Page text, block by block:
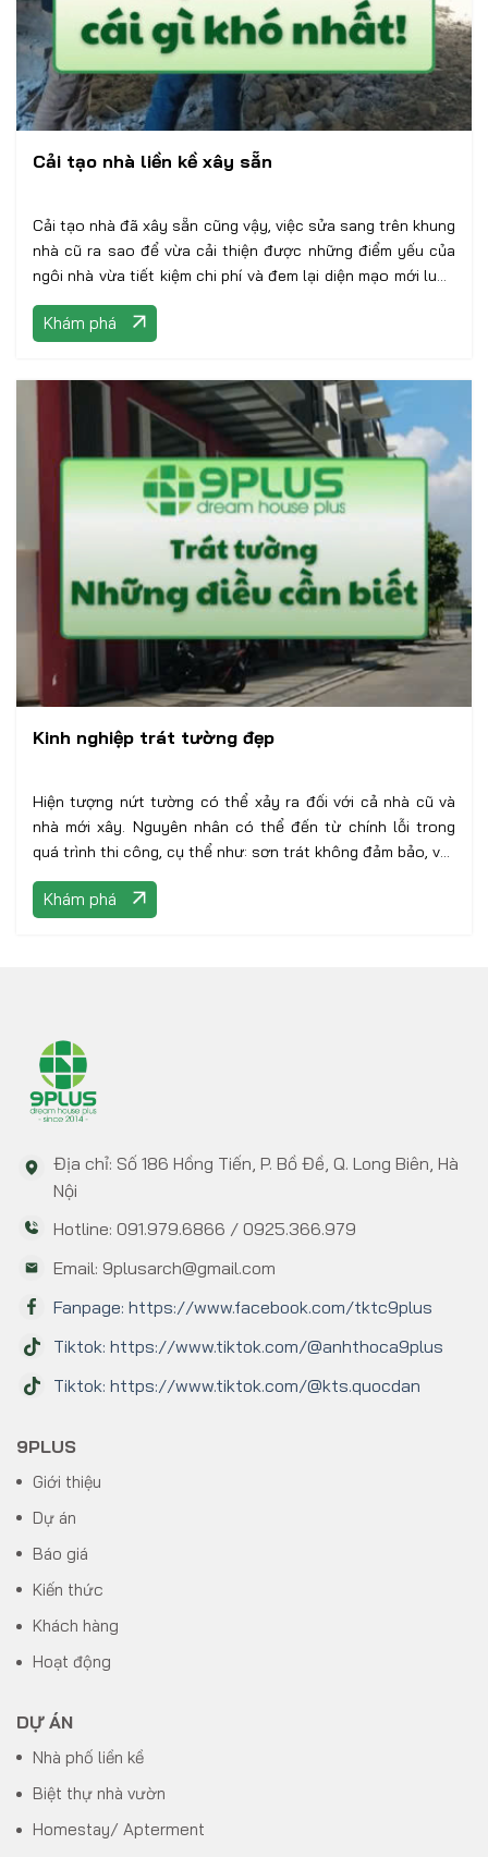
Cải tạo nhà liền kề xây sẵn
Cải tạo nhà đã xây sẵn cũng vậy, việc sửa sang trên khung
nhà cũ ra sao để vừa cải thiện được những điểm yếu của
ngôi nhà vừa tiết kiệm chi phí và đem lại diện mạo mới luôn
là bài toán khó cho các kiến trúc sư! -----‐‐---------‐-----------
------------
Khám phá
Kinh nghiệp trát tường đẹp
Hiện tượng nứt tường có thể xảy ra đối với cả nhà cũ và
nhà mới xây. Nguyên nhân có thể đến từ chính lỗi trong
quá trình thi công, cụ thể như: sơn trát không đảm bảo, vật
tư kém chất lượng hay không bảo dưỡng sau thi công.
Khám phá
Địa chỉ: Số 186 Hồng Tiến, P. Bồ Đề, Q. Long Biên, Hà
Nội
Hotline: 091.979.6866 / 0925.366.979
Email: 9plusarch@gmail.com
Fanpage: https://www.facebook.com/tktc9plus
Tiktok: https://www.tiktok.com/@anhthoca9plus
Tiktok: https://www.tiktok.com/@kts.quocdan
9PLUS
Giới thiệu
Dự án
Báo giá
Kiến thức
Khách hàng
Hoạt động
DỰ ÁN
Nhà phố liền kề
Biệt thự nhà vườn
Homestay/ Apterment